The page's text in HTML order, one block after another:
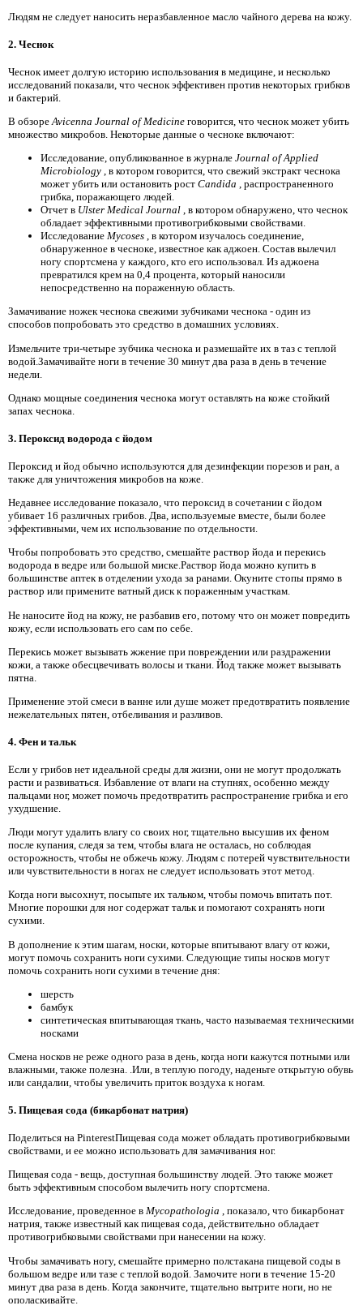
Людям не следует наносить неразбавленное масло чайного дерева на кожу.
2. Чеснок
Чеснок имеет долгую историю использования в медицине, и несколько
исследований показали, что чеснок эффективен против некоторых грибков
и бактерий.
В обзоре Avicenna Journal of Medicine говорится, что чеснок может убить
множество микробов. Некоторые данные о чесноке включают:
Исследование, опубликованное в журнале Journal of Applied
Microbiology , в котором говорится, что свежий экстракт чеснока
может убить или остановить рост Candida , распространенного
грибка, поражающего людей.
Отчет в Ulster Medical Journal , в котором обнаружено, что чеснок
обладает эффективными противогрибковыми свойствами.
Исследование Mycoses , в котором изучалось соединение,
обнаруженное в чесноке, известное как аджоен. Состав вылечил
ногу спортсмена у каждого, кто его использовал. Из аджоена
превратился крем на 0,4 процента, который наносили
непосредственно на пораженную область.
Замачивание ножек чеснока свежими зубчиками чеснока - один из
способов попробовать это средство в домашних условиях.
Измельчите три-четыре зубчика чеснока и размешайте их в таз с теплой
водой.Замачивайте ноги в течение 30 минут два раза в день в течение
недели.
Однако мощные соединения чеснока могут оставлять на коже стойкий
запах чеснока.
3. Пероксид водорода с йодом
Пероксид и йод обычно используются для дезинфекции порезов и ран, а
также для уничтожения микробов на коже.
Недавнее исследование показало, что пероксид в сочетании с йодом
убивает 16 различных грибов. Два, используемые вместе, были более
эффективными, чем их использование по отдельности.
Чтобы попробовать это средство, смешайте раствор йода и перекись
водорода в ведре или большой миске.Раствор йода можно купить в
большинстве аптек в отделении ухода за ранами. Окуните стопы прямо в
раствор или примените ватный диск к пораженным участкам.
Не наносите йод на кожу, не разбавив его, потому что он может повредить
кожу, если использовать его сам по себе.
Перекись может вызывать жжение при повреждении или раздражении
кожи, а также обесцвечивать волосы и ткани. Йод также может вызывать
пятна.
Применение этой смеси в ванне или душе может предотвратить появление
нежелательных пятен, отбеливания и разливов.
4. Фен и тальк
Если у грибов нет идеальной среды для жизни, они не могут продолжать
расти и развиваться. Избавление от влаги на ступнях, особенно между
пальцами ног, может помочь предотвратить распространение грибка и его
ухудшение.
Люди могут удалить влагу со своих ног, тщательно высушив их феном
после купания, следя за тем, чтобы влага не осталась, но соблюдая
осторожность, чтобы не обжечь кожу. Людям с потерей чувствительности
или чувствительности в ногах не следует использовать этот метод.
Когда ноги высохнут, посыпьте их тальком, чтобы помочь впитать пот.
Многие порошки для ног содержат тальк и помогают сохранять ноги
сухими.
В дополнение к этим шагам, носки, которые впитывают влагу от кожи,
могут помочь сохранить ноги сухими. Следующие типы носков могут
помочь сохранить ноги сухими в течение дня:
шерсть
бамбук
синтетическая впитывающая ткань, часто называемая техническими
носками
Смена носков не реже одного раза в день, когда ноги кажутся потными или
влажными, также полезна. .Или, в теплую погоду, наденьте открытую обувь
или сандалии, чтобы увеличить приток воздуха к ногам.
5. Пищевая сода (бикарбонат натрия)
Поделиться на PinterestПищевая сода может обладать противогрибковыми
свойствами, и ее можно использовать для замачивания ног.
Пищевая сода - вещь, доступная большинству людей. Это также может
быть эффективным способом вылечить ногу спортсмена.
Исследование, проведенное в Mycopathologia , показало, что бикарбонат
натрия, также известный как пищевая сода, действительно обладает
противогрибковыми свойствами при нанесении на кожу.
Чтобы замачивать ногу, смешайте примерно полстакана пищевой соды в
большом ведре или тазе с теплой водой. Замочите ноги в течение 15-20
минут два раза в день. Когда закончите, тщательно вытрите ноги, но не
ополаскивайте.